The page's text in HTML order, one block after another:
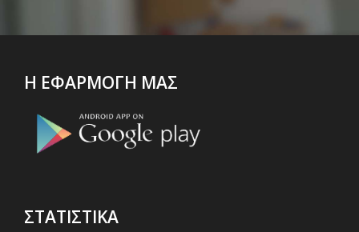
Η ΕΦΑΡΜΟΓΗ ΜΑΣ
ΣΤΑΤΙΣΤΙΚΑ